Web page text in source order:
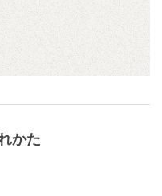
かた